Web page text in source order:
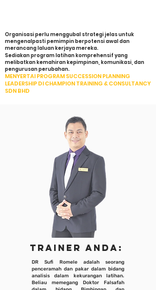
Organisasi perlu menggubal strategi jelas untuk
mengenalpasti pemimpin berpotensi awal dan
merancang laluan kerjaya mereka.
Sediakan program latihan komprehensif yang
melibatkan kemahiran kepimpinan, komunikasi, dan
pengurusan perubahan.
MENYERTAI PROGRAM SUCCESSION PLANNING
LEADERSHIP DI CHAMPION TRAINING & CONSULTANCY
SDN BHD
TRAINER ANDA:
DR Sufi Romele adalah seorang
penceramah dan pakar dalam bidang
analisis dalam kekurangan latihan.
Beliau memegang Doktor Falsafah